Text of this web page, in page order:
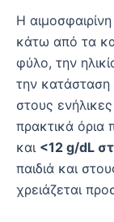
Η
κάτω από τα
φύλο, την
την κατάσταση
στους
πρακτικά όρια
και <12 g/dL
παιδιά και
χρειάζεται